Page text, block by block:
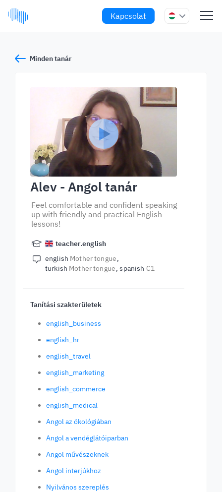
Kapcsolat
Minden tanár
Alev - Angol tanár
Feel comfortable and confident speaking
up with friendly and practical English
lessons!
teacher.english
english Mother tongue
turkish Mother tongue spanish C1
Tanítási szakterületek
english_business
english_hr
english_travel
english_marketing
english_commerce
english_medical
Angol az ökológiában
Angol a vendéglátóiparban
Angol művészeknek
Angol interjúkhoz
Nyilvános szereplés